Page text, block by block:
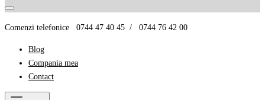
Comenzi telefonice 0744 47 40 45 / 0744 76 42 00
Blog
Compania mea
Contact